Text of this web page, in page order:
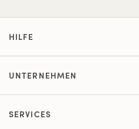
HILFE
UNTERNEHMEN
SERVICES